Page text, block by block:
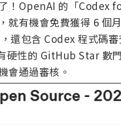
！OpenAI 的「Codex
就有機會免費獲得 6 個
還包含 Codex 程式碼
硬性的 GitHub Star 數
會通過審核。